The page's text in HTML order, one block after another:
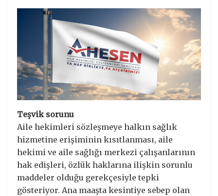
Teşvik sorunu
Aile hekimleri sözleşmeye halkın sağlık
hizmetine erişiminin kısıtlanması, aile
hekimi ve aile sağlığı merkezi çalışanlarının
hak edişleri, özlük haklarına ilişkin sorunlu
maddeler olduğu gerekçesiyle tepki
gösteriyor. Ana maaşta kesintiye sebep olan